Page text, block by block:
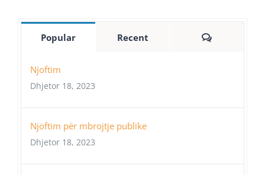
Popular Recent Comments
Njoftim
Dhjetor 18, 2023
Njoftim për mbrojtje publike
Dhjetor 18, 2023